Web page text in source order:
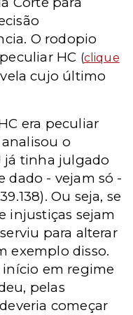
O rodopio
HC (clique
cujo último
era peculiar
o
já tinha julgado
dado - vejam só -
Ou seja, se
injustiças sejam
para alterar
exemplo disso.
início em regime
pelas
começar